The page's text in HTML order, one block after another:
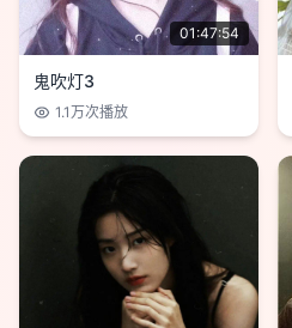
01:47:54
鬼吹灯3
1.1万次播放